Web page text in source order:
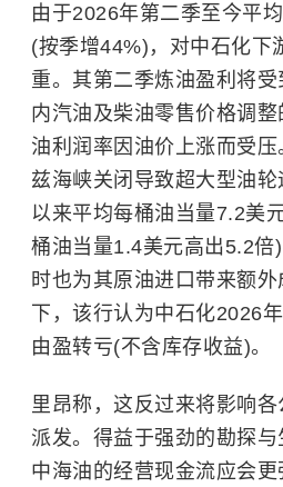
由于2026年第二季至今平
(按季增44%)，对中石化下
重。其第二季炼油盈利将
内汽油及柴油零售价格调
油利润率因油价上涨而受
兹海峡关闭导致超大型油
以来平均每桶油当量7.2美
桶油当量1.4美元高出5.2倍
时也为其原油进口带来额
下，该行认为中石化2026
由盈转亏(不含库存收益)。
里昂称，这反过来将影响
派发。得益于强劲的勘探
中海油的经营现金流应会